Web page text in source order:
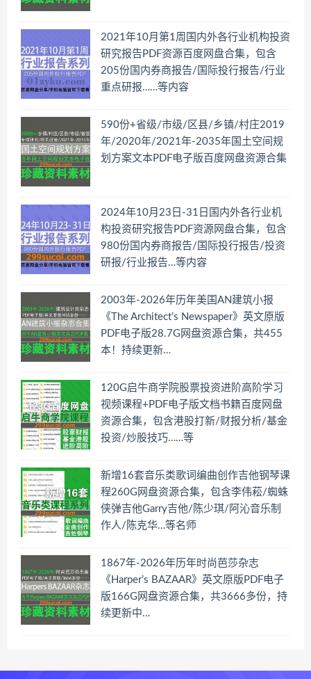
2021年10月第1周国内外各行业机构投资
研究报告PDF资源百度网盘合集，包含
205份国内券商报告/国际投行报告/行业
重点研报……等内容
590份+省级/市级/区县/乡镇/村庄2019
年/2020年/2021年-2035年国土空间规
划方案文本PDF电子版百度网盘资源合集
2024年10月23日-31日国内外各行业机
构投资研究报告PDF资源网盘合集，包含
980份国内券商报告/国际投行报告/投资
研报/行业报告…等内容
2003年-2026年历年美国AN建筑小报
《The Architect’s Newspaper》英文原版
PDF电子版28.7G网盘资源合集，共455
本！持续更新…
120G启牛商学院股票投资进阶高阶学习
视频课程+PDF电子版文档书籍百度网盘
资源合集，包含港股打新/财报分析/基金
投资/炒股技巧……等
新增16套音乐类歌词编曲创作吉他钢琴课
程260G网盘资源合集，包含李伟菘/蜘蛛
侠弹吉他Garry吉他/陈少琪/阿沁音乐制
作人/陈克华…等名师
1867年-2026年历年时尚芭莎杂志
《Harper’s BAZAAR》英文原版PDF电子
版166G网盘资源合集，共3666多份，持
续更新中…